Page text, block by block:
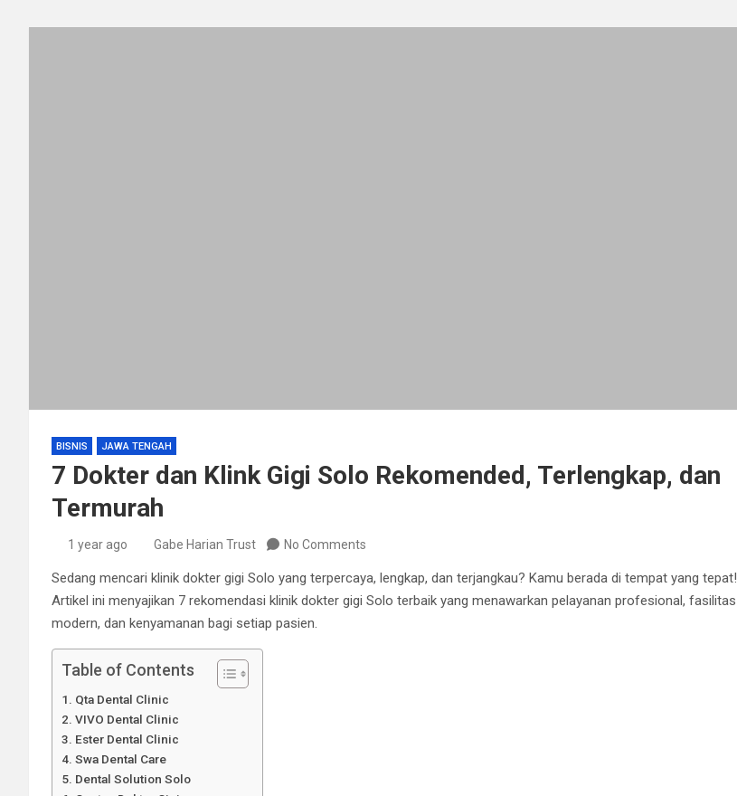
BISNIS JAWA TENGAH
7 Dokter dan Klink Gigi Solo Rekomended, Terlengkap, dan
Termurah
1 year ago Gabe Harian Trust No Comments
Sedang mencari klinik dokter gigi Solo yang terpercaya, lengkap, dan terjangkau? Kamu berada di tempat yang tepat!
Artikel ini menyajikan 7 rekomendasi klinik dokter gigi Solo terbaik yang menawarkan pelayanan profesional, fasilitas
modern, dan kenyamanan bagi setiap pasien.
Table of Contents
Qta Dental Clinic
VIVO Dental Clinic
Ester Dental Clinic
Swa Dental Care
Dental Solution Solo